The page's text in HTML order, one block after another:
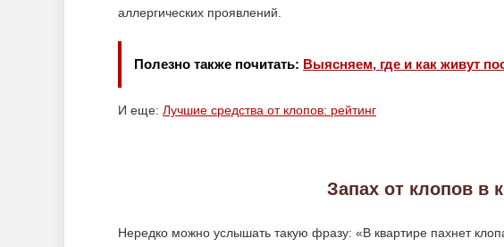
аллергических проявлений.
Полезно также почитать: Выясняем, где и как живут
И еще: Лучшие средства от клопов: рейтинг
Запах от клопов в
Нередко можно услышать такую фразу: «В квартире пахнет